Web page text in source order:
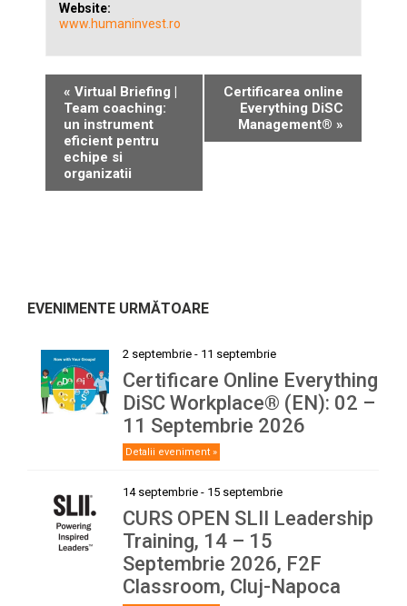
Website:
www.humaninvest.ro
« Virtual Briefing |
Team coaching:
un instrument
eficient pentru
echipe si
organizatii
Certificarea online
Everything DiSC
Management® »
EVENIMENTE URMĂTOARE
2 septembrie - 11 septembrie
Certificare Online Everything
DiSC Workplace® (EN): 02 –
11 Septembrie 2026
Detalii eveniment »
14 septembrie - 15 septembrie
CURS OPEN SLII Leadership
Training, 14 – 15
Septembrie 2026, F2F
Classroom, Cluj-Napoca